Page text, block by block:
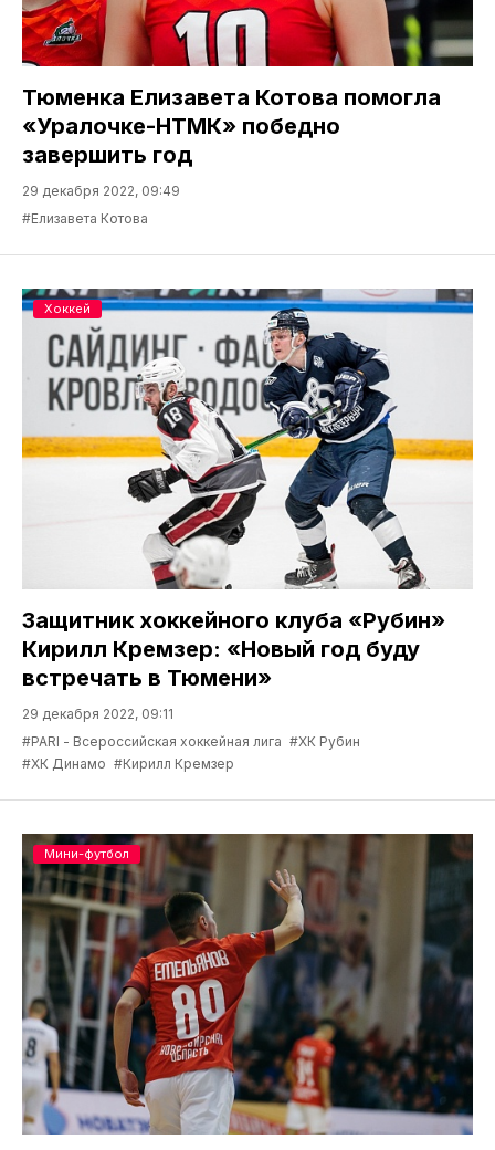
Тюменка Елизавета Котова помогла
«Уралочке-НТМК» победно
завершить год
29 декабря 2022, 09:49
#Елизавета Котова
Защитник хоккейного клуба «Рубин»
Кирилл Кремзер: «Новый год буду
встречать в Тюмени»
29 декабря 2022, 09:11
#PARI - Всероссийская хоккейная лига #ХК Рубин
#ХК Динамо #Кирилл Кремзер
Хоккей
Мини-футбол